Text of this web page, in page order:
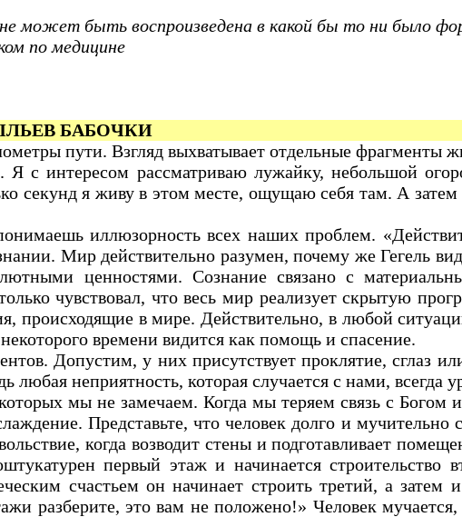
может быть воспроизведена в какой бы то ни было
по медицине
БАБОЧКИ
пути. Взгляд выхватывает отдельные
Я с интересом рассматриваю лужайку, небольшой
секунд я живу в этом месте, ощущаю себя там. А
иллюзорность всех наших проблем.
Мир действительно разумен, почему же Гегель
ценностями. Сознание связано с
чувствовал, что весь мир реализует скрытую
происходящие в мире. Действительно, в любой
времени видится как помощь и спасение.
Допустим, у них присутствует проклятие, сглаз
любая неприятность, которая случается с нами, всегда
мы не замечаем. Когда мы теряем связь с Богом
Представьте, что человек долго и
когда возводит стены и подготавливает
первый этаж и начинается строительство
счастьем он начинает строить третий, а
разберите, это вам не положено!» Человек